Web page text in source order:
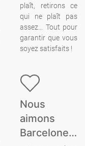
plaît, retirons ce
qui ne plaît pas
assez… Tout pour
garantir que vous
soyez satisfaits !
Nous
aimons
Barcelone…